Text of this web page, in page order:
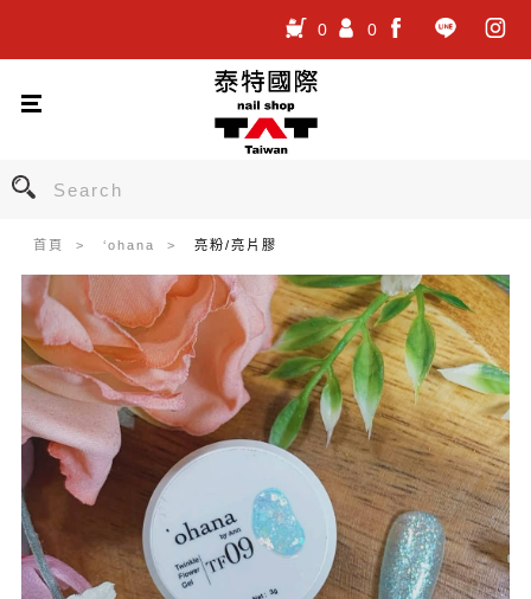
0
0
首頁 ‘ohana 亮粉/亮片膠